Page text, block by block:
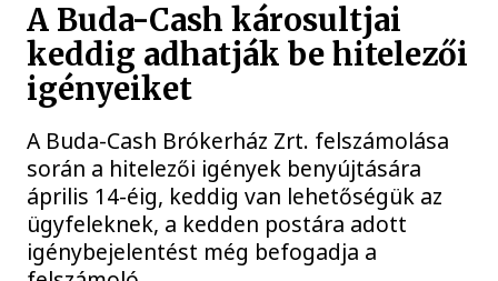
A Buda-Cash károsultjai
keddig adhatják be hitelezői
igényeiket
A Buda-Cash Brókerház Zrt. felszámolása
során a hitelezői igények benyújtására
április 14-éig, keddig van lehetőségük az
ügyfeleknek, a kedden postára adott
igénybejelentést még befogadja a